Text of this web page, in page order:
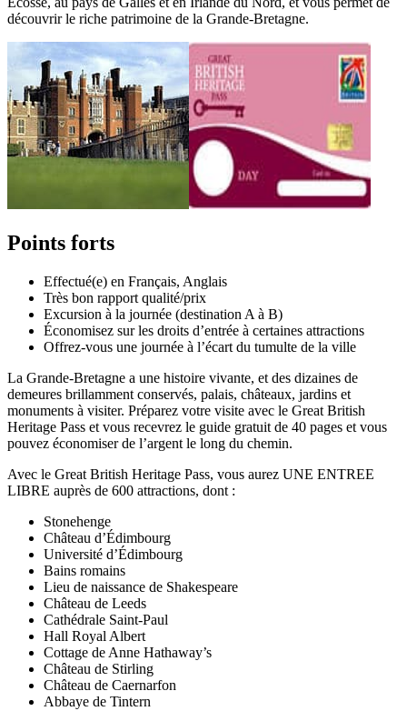
découvrir le riche patrimoine de la Grande-Bretagne.
Points forts
Effectué(e) en Français, Anglais
Très bon rapport qualité/prix
Excursion à la journée (destination A à B)
Économisez sur les droits d’entrée à certaines attractions
Offrez-vous une journée à l’écart du tumulte de la ville
La Grande-Bretagne a une histoire vivante, et des dizaines de
demeures brillamment conservés, palais, châteaux, jardins et
monuments à visiter. Préparez votre visite avec le Great British
Heritage Pass et vous recevrez le guide gratuit de 40 pages et vous
pouvez économiser de l’argent le long du chemin.
Avec le Great British Heritage Pass, vous aurez UNE ENTREE
LIBRE auprès de 600 attractions, dont :
Stonehenge
Château d’Édimbourg
Université d’Édimbourg
Bains romains
Lieu de naissance de Shakespeare
Château de Leeds
Cathédrale Saint-Paul
Hall Royal Albert
Cottage de Anne Hathaway’s
Château de Stirling
Château de Caernarfon
Abbaye de Tintern